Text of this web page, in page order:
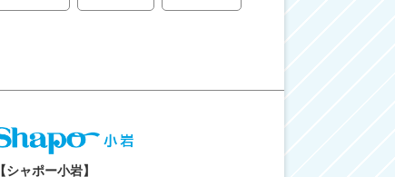
【シャポー小岩】